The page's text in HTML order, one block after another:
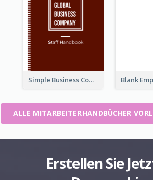
Simple Business Company Employee Handbook
ALLE MITARBEITERHANDBÜCHER
Erstellen Sie